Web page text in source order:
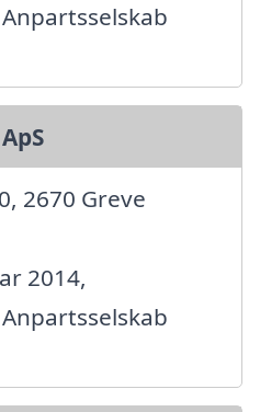
2670 Greve
2014,